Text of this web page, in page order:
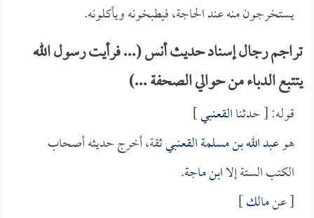
يستخرجون منه عند الحاجة، فيطبخونه ويأكلونه.
تراجم رجال إسناد حديث أنس (... فرأيت رسول الله
يتتبع الدباء من حوالي الصحفة ...)
قوله: [ حدثناالقعنبي]
هوعبد الله بن مسلمة القعنبيثقة، أخرج حديثه أصحاب
الكتب الستة إلاابن ماجة.
[ عنمالك]